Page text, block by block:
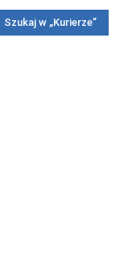
Szukaj w „Kurierze”